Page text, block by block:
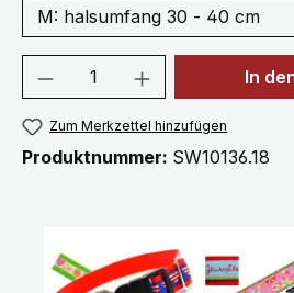
Produkt Anzahl: Gib
In
Zum Merkzettel hinzufügen
Produktnummer: SW10136.18